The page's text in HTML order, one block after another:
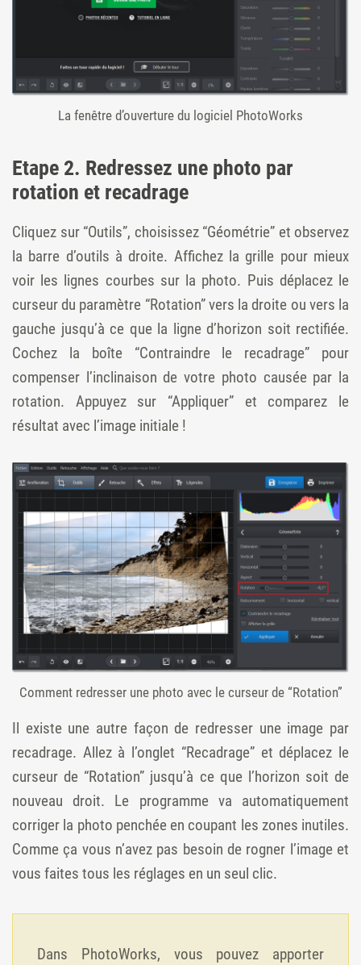
La fenêtre d’ouverture du logiciel PhotoWorks
Etape 2. Redressez une photo par
rotation et recadrage
Cliquez sur “Outils”, choisissez “Géométrie” et observez
la barre d’outils à droite. Affichez la grille pour mieux
voir les lignes courbes sur la photo. Puis déplacez le
curseur du paramètre “Rotation” vers la droite ou vers la
gauche jusqu’à ce que la ligne d’horizon soit rectifiée.
Cochez la boîte “Contraindre le recadrage” pour
compenser l’inclinaison de votre photo causée par la
rotation. Appuyez sur “Appliquer” et comparez le
résultat avec l’image initiale !
Comment redresser une photo avec le curseur de “Rotation”
Il existe une autre façon de redresser une image par
recadrage. Allez à l’onglet “Recadrage” et déplacez le
curseur de “Rotation” jusqu’à ce que l’horizon soit de
nouveau droit. Le programme va automatiquement
corriger la photo penchée en coupant les zones inutiles.
Сomme ça vous n’avez pas besoin de rogner l’image et
vous faites tous les réglages en un seul clic.
Dans PhotoWorks, vous pouvez apporter